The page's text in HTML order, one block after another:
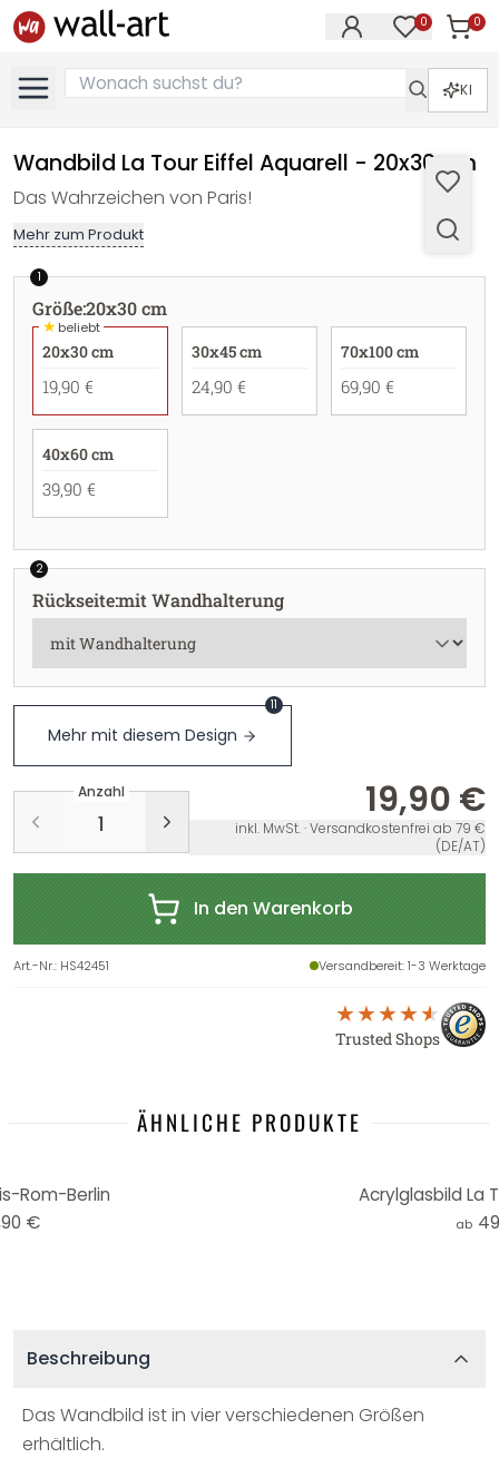
0 0
KI
Wandbild La Tour Eiffel Aquarell - 20x30 cm
Das Wahrzeichen von Paris!
Mehr zum Produkt
1
Größe:20x30 cm
★beliebt
20x30 cm
19,90 €
30x45 cm
24,90 €
70x100 cm
69,90 €
40x60 cm
39,90 €
2
Rückseite:mit Wandhalterung
Mehr mit diesem Design
11
Anzahl 19,90 €
inkl. MwSt. · Versandkostenfrei ab 79 €
(DE/AT)
In den Warenkorb
Art.-Nr.: HS42451 Versandbereit: 1-3 Werktage
Trusted Shops
ÄHNLICHE PRODUKTE
Rom-Berlin
€
Acrylglasbild La
ab
Beschreibung
Das Wandbild ist in vier verschiedenen Größen
erhältlich.